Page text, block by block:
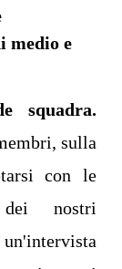
medio e
squadra.
sulla
con le
dei nostri